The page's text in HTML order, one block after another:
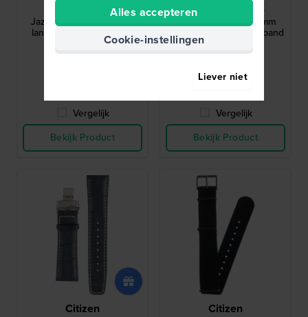
H690.327.100
Jazzmaster 23 mm Extra
lange bruine leren band
Vergelijk
Bekijk Product
FPX.3050.20Q.2.K
3050 Navy Seal 23 mm
Zwart siliconenrubber band
● Op voorraad
Vergelijk
Bekijk Product
Citizen Citizen
Alles accepteren
Cookie-instellingen
Liever niet